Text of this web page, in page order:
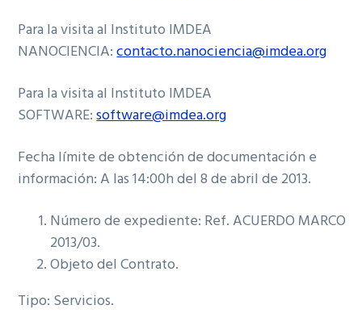
Para la visita al Instituto IMDEA
NANOCIENCIA:contacto.nanociencia@imdea.org
Para la visita al Instituto IMDEA
SOFTWARE:software@imdea.org
Fecha límite de obtención de documentación e
información: A las 14:00h del 8 de abril de 2013.
Número de expediente: Ref. ACUERDO MARCO
2013/03.
Objeto del Contrato.
Tipo: Servicios.